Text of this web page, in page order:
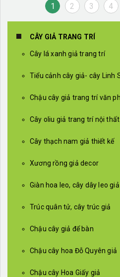
1 2 3 4
CÂY GIẢ TRANG TRÍ
Cây lá xanh giả trang trí
Tiểu cảnh cây giả- cây Linh
Chậu cây giả trang trí văn
Cây oliu giả trang trí nội thất
Cây thạch nam giả thiết kế
Xương rồng giả decor
Giàn hoa leo, cây dây leo
Trúc quân tử, cây trúc giả
Chậu cây giả để bàn
Chậu cây hoa Đỗ Quyên giả
Chậu cây Hoa Giấy giả